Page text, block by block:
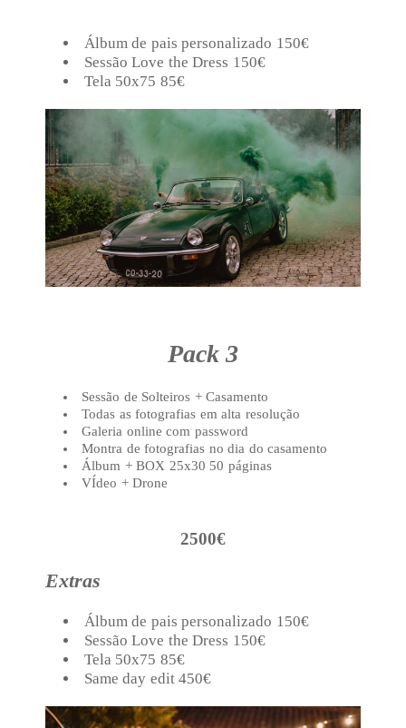
Álbum de pais personalizado 150€
Sessão Love the Dress 150€
Tela 50x75 85€
Pack 3
Sessão de Solteiros + Casamento
Todas as fotografias em alta resolução
Galeria online com password
Montra de fotografias no dia do casamento
Álbum + BOX 25x30 50 páginas
VÍdeo + Drone
2500€
Extras
Álbum de pais personalizado 150€
Sessão Love the Dress 150€
Tela 50x75 85€
Same day edit 450€